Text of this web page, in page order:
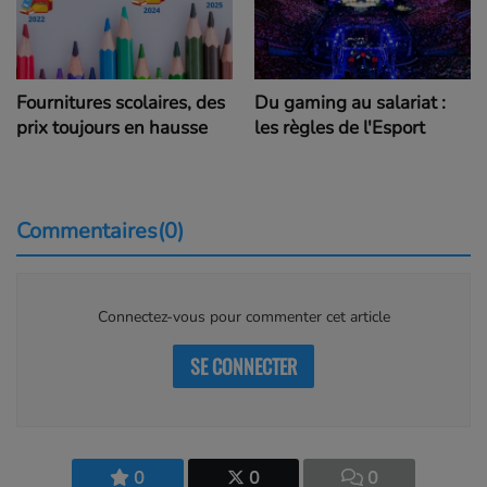
0 0 0
Fournitures scolaires, des
prix toujours en hausse
Du gaming au salariat :
les règles de l'Esport
Commentaires(0)
Connectez-vous pour commenter cet article
SE CONNECTER